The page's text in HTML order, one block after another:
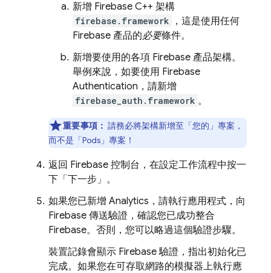
新增 Firebase C++ 架構
firebase.framework
，這是使用任何
Firebase 產品的必要條件。
新增要使用的各項 Firebase 產品架構。
舉例來說，如要使用 Firebase
Authentication ，請新增
firebase_auth.framework 。
重要事項： 請務必將架構新增至「您的」專案，
而不是「Pods」 專案！
返回 Firebase 控制台，在設定工作流程中按一
下「下一步」 。
如果您已新增 Analytics ，請執行應用程式，向
Firebase 傳送驗證，確認您已成功整合
Firebase。否則，您可以略過這個驗證步驟。
裝置記錄會顯示 Firebase 驗證，指出初始化已
完成。如果您在可存取網路的模擬器上執行應